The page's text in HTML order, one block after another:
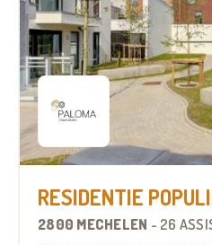
RESIDENTIE
2800 MECHELEN - 26